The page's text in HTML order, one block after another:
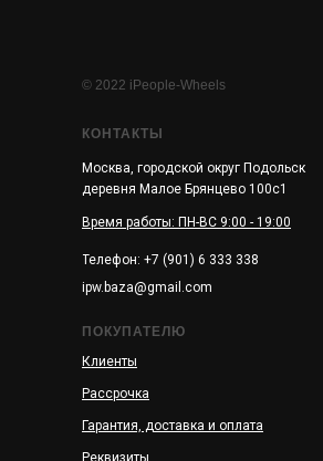
КОНТАКТЫ
Москва, городской округ Подольск
деревня Малое Брянцево 100с1
ipw.baza@gmail.com
Гарантия, доставка и оплата
Рассрочка
Клиенты
Реквизиты
ПОКУПАТЕЛЮ
© 2022 iPeople-Wheels
Телефон: +7 (901) 6 333 338
Время работы: ПН-ВС 9:00 - 19:00